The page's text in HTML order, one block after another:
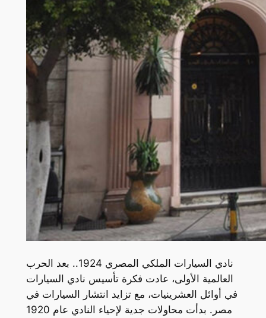
نادي السيارات الملكي المصري 1924.. بعد الحرب
العالمية الأولى، عادت فكرة تأسيس نادي السيارات
في أوائل العشرينيات، مع تزايد انتشار السيارات في
مصر. بدأت محاولات جدية لإحياء النادي عام 1920